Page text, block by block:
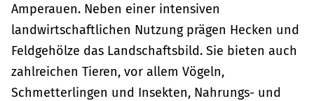
Amperauen. Neben einer intensiven
landwirtschaftlichen Nutzung prägen Hecken und
Feldgehölze das Landschaftsbild. Sie bieten auch
zahlreichen Tieren, vor allem Vögeln,
Schmetterlingen und Insekten, Nahrungs- und